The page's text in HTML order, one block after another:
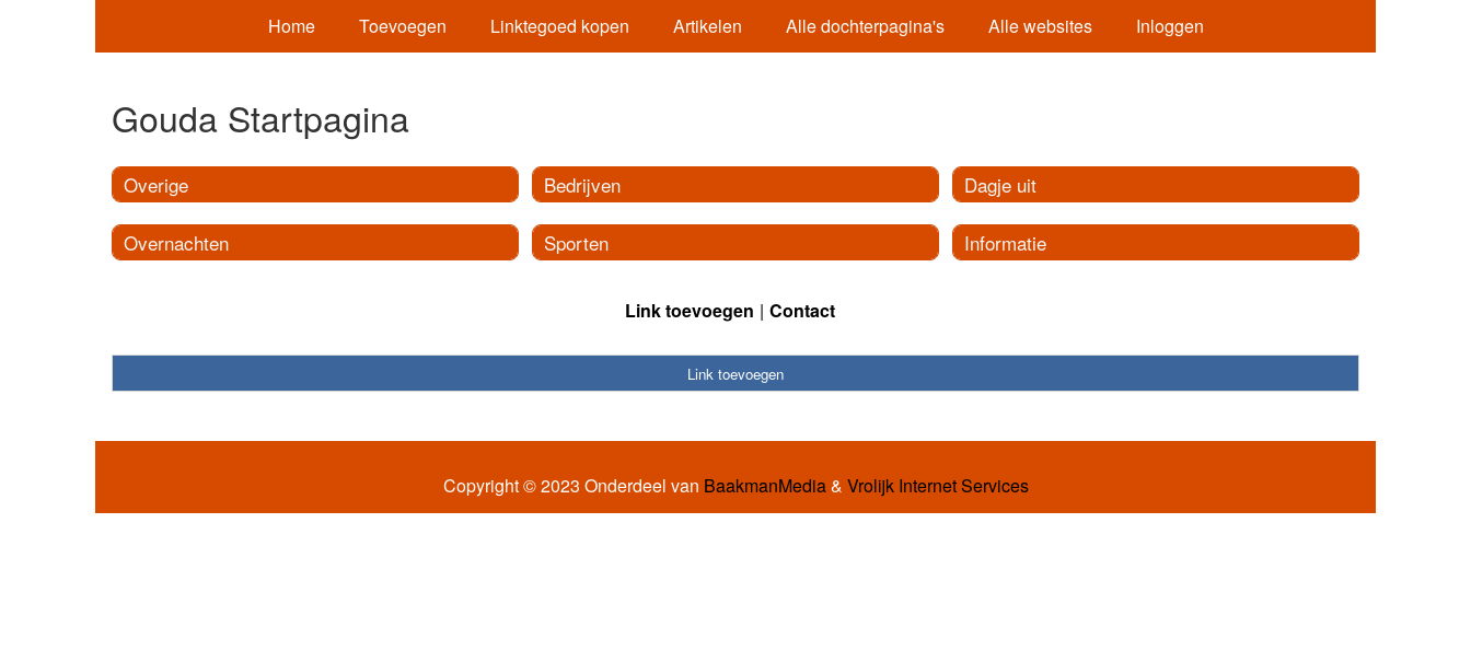
Home Toevoegen Linktegoed kopen Artikelen Alle dochterpagina's Alle websites Inloggen
Gouda Startpagina
Overige
Overnachten
Bedrijven
Sporten
Dagje uit
Informatie
Link toevoegen Contact
Link toevoegen
Copyright © 2023 Onderdeel van BaakmanMedia& Vrolijk Internet Services